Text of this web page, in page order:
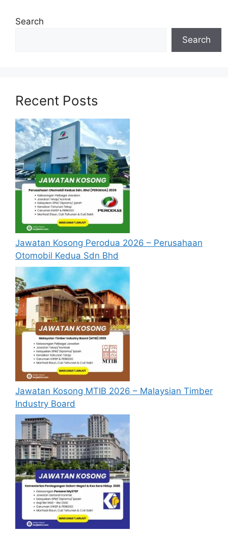
Search
Search
Recent Posts
Jawatan Kosong Perodua 2026 – Perusahaan
Otomobil Kedua Sdn Bhd
Jawatan Kosong MTIB 2026 – Malaysian Timber
Industry Board